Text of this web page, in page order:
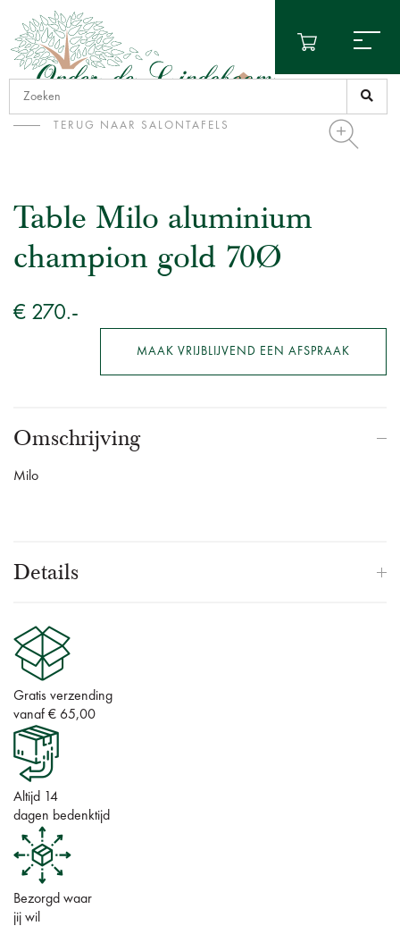
TERUG NAAR SALONTAFELS
Table Milo aluminium
champion gold 70Ø
€ 270.-
MAAK VRIJBLIJVEND EEN AFSPRAAK
Omschrijving
Milo
Details
Gratis verzending
vanaf € 65,00
Altijd 14
dagen bedenktijd
Bezorgd waar
jij wil